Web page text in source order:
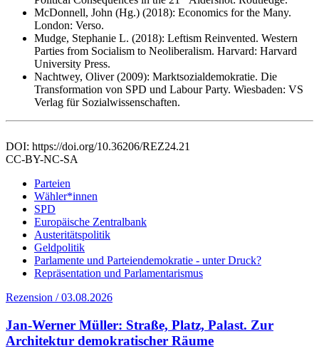
McDonnell, John (Hg.) (2018): Economics for the Many.
London: Verso.
Mudge, Stephanie L. (2018): Leftism Reinvented. Western
Parties from Socialism to Neoliberalism. Harvard: Harvard
University Press.
Nachtwey, Oliver (2009): Marktsozialdemokratie. Die
Transformation von SPD und Labour Party. Wiesbaden: VS
Verlag für Sozialwissenschaften.
DOI: https://doi.org/10.36206/REZ24.21
CC-BY-NC-SA
Parteien
Wähler*innen
SPD
Europäische Zentralbank
Austeritätspolitik
Geldpolitik
Parlamente und Parteiendemokratie - unter Druck?
Repräsentation und Parlamentarismus
Rezension / 03.08.2026
Jan-Werner Müller: Straße, Platz, Palast. Zur
Architektur demokratischer Räume